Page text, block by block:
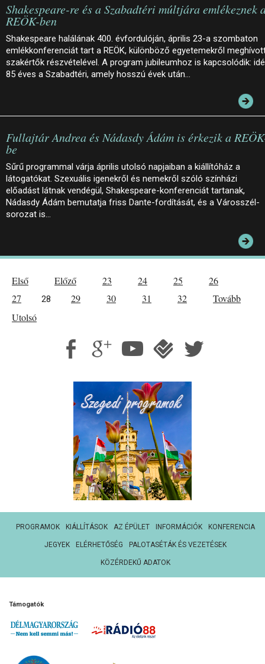
Shakespeare-re és a Szabadtéri múltjára emlékeznek
REÖK-ben
Shakespeare halálának 400. évfordulóján, április 23-a szombaton
emlékkonferenciát tart a REÖK, különböző egyetemekről
szakértők részvételével. A program jubileumhoz is kapcsolódik:
85 éves a Szabadtéri, amely hosszú évek után…
Fullajtár Andrea és Nádasdy Ádám is érkezik a
be
Sűrű programmal várja április utolsó napjaiban a kiállítóház a
látogatókat. Szexuális igenekről és nemekről szóló színházi
előadást látnak vendégül, Shakespeare-konferenciát tartanak,
Nádasdy Ádám bemutatja friss Dante-fordítását, és a Városszél-
sorozat is…
Első Előző 23 24 25
26
27
28 29 30 31 32
Tovább
Utolsó
PROGRAMOK KIÁLLÍTÁSOK AZ ÉPÜLET INFORMÁCIÓK KONFERENCIA
JEGYEK ELÉRHETŐSÉG PALOTASÉTÁK ÉS VEZETÉSEK
KÖZÉRDEKŰ ADATOK
Támogatók